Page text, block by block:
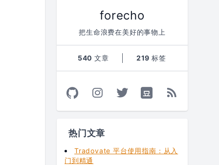
forecho
把生命浪费在美好的事物上
540文章 219标签
热门文章
Tradovate 平台使用指南：从入
门到精通